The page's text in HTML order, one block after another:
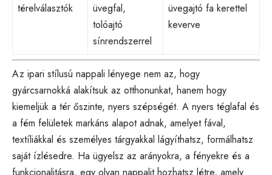
térelválasztók
üvegfal,
tolóajtó
sínrendszerrel
üvegajtó fa kerettel
keverve
Az ipari stílusú nappali lényege nem az, hogy
gyárcsarnokká alakítsuk az otthonunkat, hanem hogy
kiemeljük a tér őszinte, nyers szépségét. A nyers téglafal és
a fém felületek markáns alapot adnak, amelyet fával,
textíliákkal és személyes tárgyakkal lágyíthatsz, formálhatsz
saját ízlésedre. Ha ügyelsz az arányokra, a fényekre és a